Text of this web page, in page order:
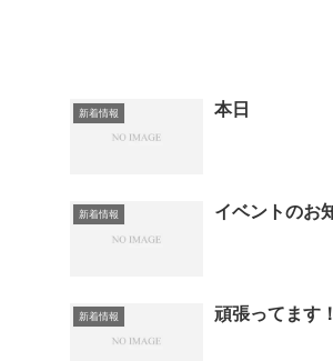
新着情報 本日
新着情報 イベントのお
新着情報 頑張ってます！